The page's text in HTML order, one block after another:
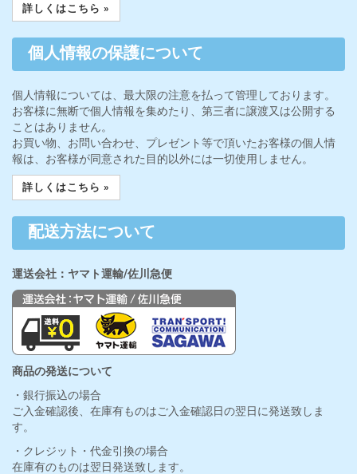
詳しくはこちら »
個人情報の保護について
個人情報については、最大限の注意を払って管理しております。
お客様に無断で個人情報を集めたり、第三者に譲渡又は公開する
ことはありません。
お買い物、お問い合わせ、プレゼント等で頂いたお客様の個人情
報は、お客様が同意された目的以外には一切使用しません。
詳しくはこちら »
配送方法について
運送会社：ヤマト運輸/佐川急便
商品の発送について
・銀行振込の場合
ご入金確認後、在庫有ものはご入金確認日の翌日に発送致しま
す。
・クレジット・代金引換の場合
在庫有のものは翌日発送致します。